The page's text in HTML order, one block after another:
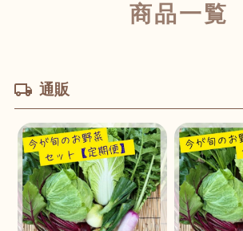
商品一覧
通販